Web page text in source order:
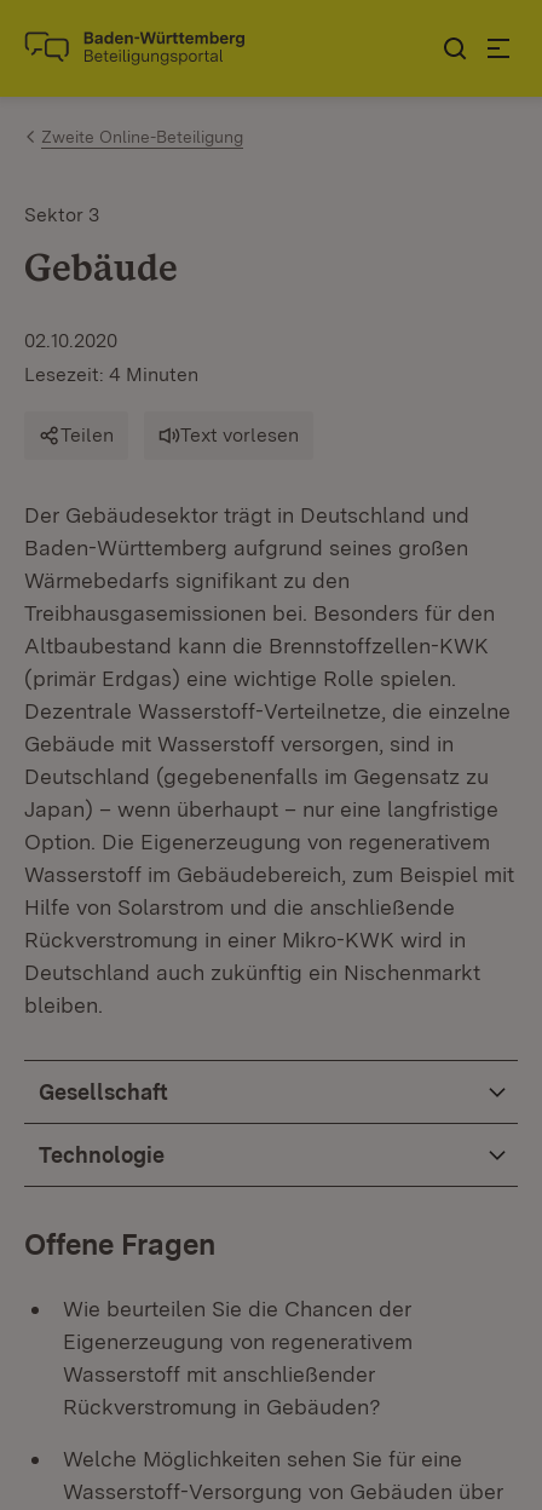
Zum Inhalt springen
Link zur Startseite
Zweite Online-Beteiligung
Sektor 3
Gebäude
02.10.2020
Lesezeit: 4 Minuten
Teilen Text vorlesen
Der Gebäudesektor trägt in Deutschland und
Baden-Württemberg aufgrund seines großen
Wärmebedarfs signifikant zu den
Treibhausgasemissionen bei. Besonders für den
Altbaubestand kann die Brennstoffzellen-KWK
(primär Erdgas) eine wichtige Rolle spielen.
Dezentrale Wasserstoff-Verteilnetze, die einzelne
Gebäude mit Wasserstoff versorgen, sind in
Deutschland (gegebenenfalls im Gegensatz zu
Japan) – wenn überhaupt – nur eine langfristige
Option. Die Eigenerzeugung von regenerativem
Wasserstoff im Gebäudebereich, zum Beispiel mit
Hilfe von Solarstrom und die anschließende
Rückverstromung in einer Mikro-KWK wird in
Deutschland auch zukünftig ein Nischenmarkt
bleiben.
Gesellschaft
Technologie
Offene Fragen
Wie beurteilen Sie die Chancen der
Eigenerzeugung von regenerativem
Wasserstoff mit anschließender
Rückverstromung in Gebäuden?
Welche Möglichkeiten sehen Sie für eine
Wasserstoff-Versorgung von Gebäuden über